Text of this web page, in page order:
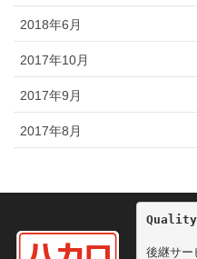
2018年6月
2017年10月
2017年9月
2017年8月
Quality
後継サ